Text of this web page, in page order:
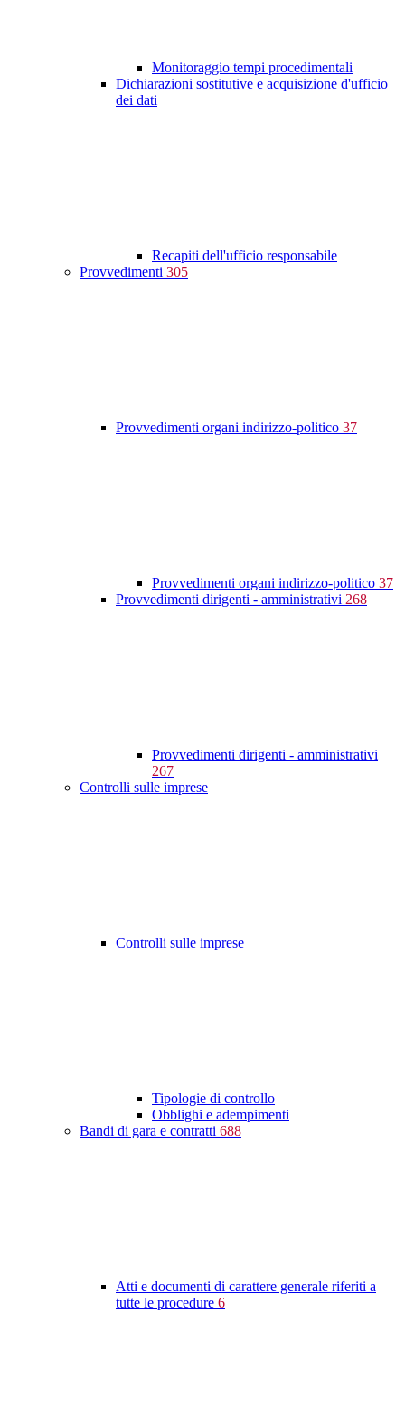
Monitoraggio tempi procedimentali
Dichiarazioni sostitutive e acquisizione d'ufficio
dei dati
Recapiti dell'ufficio responsabile
Provvedimenti 305
Provvedimenti organi indirizzo-politico 37
Provvedimenti organi indirizzo-politico 37
Provvedimenti dirigenti - amministrativi 268
Provvedimenti dirigenti - amministrativi
267
Controlli sulle imprese
Controlli sulle imprese
Tipologie di controllo
Obblighi e adempimenti
Bandi di gara e contratti 688
Atti e documenti di carattere generale riferiti a
tutte le procedure 6